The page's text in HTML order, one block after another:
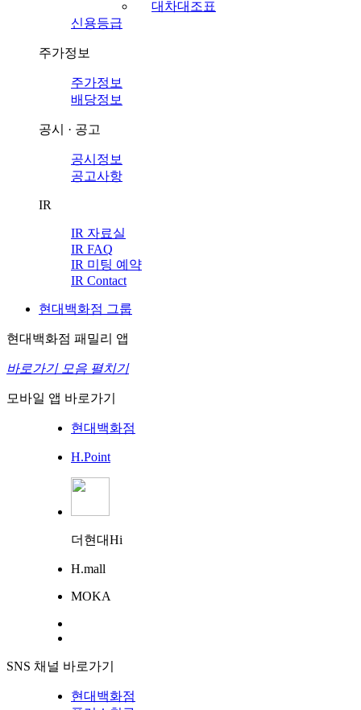
대차대조표
신용등급
주가정보
주가정보
배당정보
공시 · 공고
공시정보
공고사항
IR
IR 자료실
IR FAQ
IR 미팅 예약
IR Contact
현대백화점 그룹
현대백화점 패밀리 앱
바로가기 모음 펼치기
모바일 앱 바로가기
현대백화점
H.Point
더현대Hi
H.mall
MOKA
SNS 채널 바로가기
현대백화점